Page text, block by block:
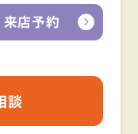
来店予約
談